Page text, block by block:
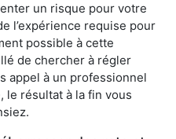
un risque pour votre
l’expérience requise pour
possible à cette
de chercher à régler
appel à un professionnel
le résultat à la fin vous